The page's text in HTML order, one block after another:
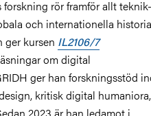
rör framför allt teknik-
och internationella
ger kursen IL2106/7
om digital
ger han forskningsstöd
kritisk digital humaniora,